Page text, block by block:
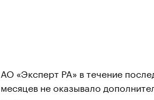
АО «Эксперт РА» в течение
месяцев не оказывало